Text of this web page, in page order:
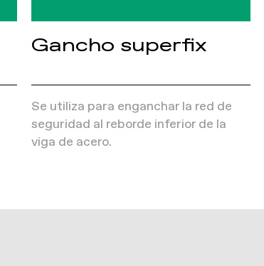
Gancho superfix
Se utiliza para enganchar la red de
seguridad al reborde inferior de la
viga de acero.